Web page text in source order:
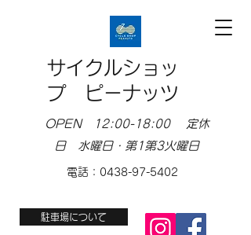
サイクルショッ
プ ピーナッツ
OPEN 12:00-18:00 定休
日 水曜日・第1第3火曜日
電話：0438-97-5402
駐車場について